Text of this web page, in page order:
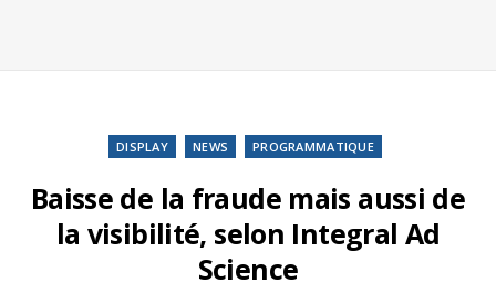
k
DISPLAY NEWS PROGRAMMATIQUE
Baisse de la fraude mais aussi de
la visibilité, selon Integral Ad
Science